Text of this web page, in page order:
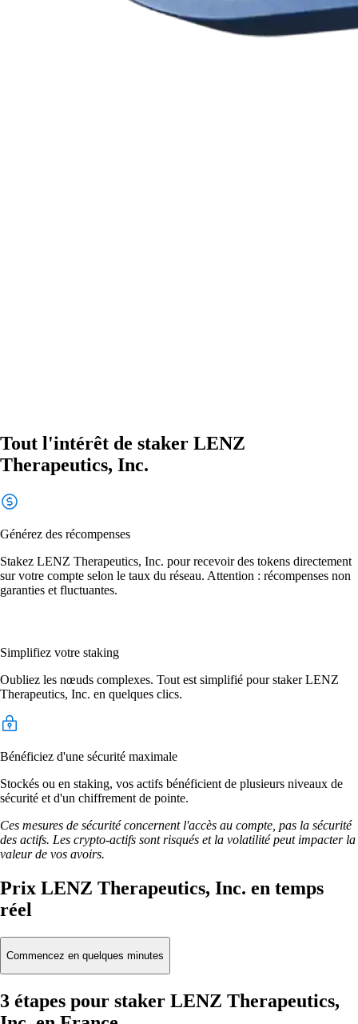
Tout l'intérêt de staker LENZ
Therapeutics, Inc.
Générez des récompenses
Stakez LENZ Therapeutics, Inc. pour recevoir des tokens directement
sur votre compte selon le taux du réseau. Attention : récompenses non
garanties et fluctuantes.
Simplifiez votre staking
Oubliez les nœuds complexes. Tout est simplifié pour staker LENZ
Therapeutics, Inc. en quelques clics.
Bénéficiez d'une sécurité maximale
Stockés ou en staking, vos actifs bénéficient de plusieurs niveaux de
sécurité et d'un chiffrement de pointe.
Ces mesures de sécurité concernent l'accès au compte, pas la sécurité
des actifs. Les crypto-actifs sont risqués et la volatilité peut impacter la
valeur de vos avoirs.
Prix LENZ Therapeutics, Inc. en temps
réel
Commencez en quelques minutes
3 étapes pour staker LENZ Therapeutics,